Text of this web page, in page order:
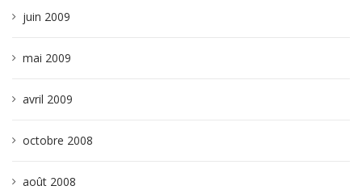
juin 2009
mai 2009
avril 2009
octobre 2008
août 2008